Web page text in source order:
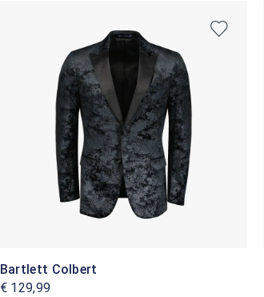
Bartlett Colbert
€ 129,99